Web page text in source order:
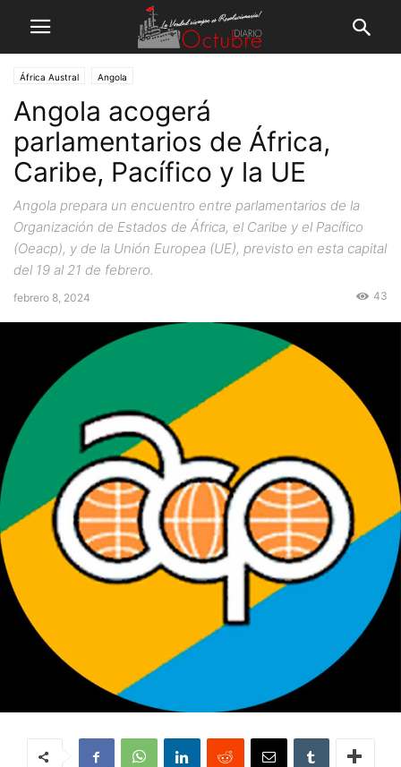
África Austral Angola
Angola acogerá
parlamentarios de África,
Caribe, Pacífico y la UE
Angola prepara un encuentro entre parlamentarios de la
Organización de Estados de África, el Caribe y el Pacífico
(Oeacp), y de la Unión Europea (UE), previsto en esta capital
del 19 al 21 de febrero.
febrero 8, 2024 43